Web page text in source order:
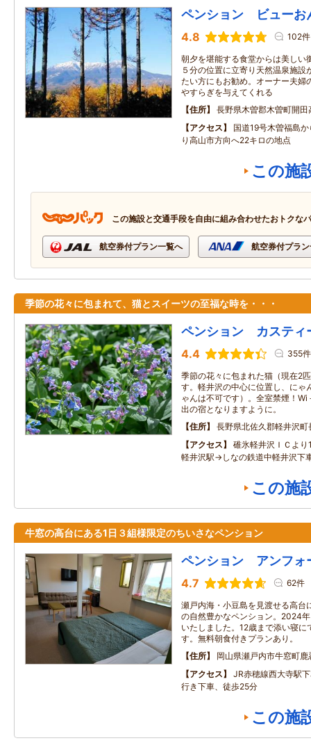
ペンション ビューお
4.8 102件
朝夕を堪能する食堂からは美しい
５分の位置に立寄り天然温泉施設
たい方にもお勧め。オーナー夫婦
やすらぎを与えてくれる
住所
長野県木曽郡木曽町開田
アクセス
国道19号木曽福島
り高山市方向へ22キロの地点
この施
この施設と交通手段を自由に組み合わせたおトクな
航空券付プラン一覧へ 航空券付プラ
季節の花々に包まれて、猫とスイーツの至福な時を・・・
ペンション カスティ
4.4 355件
季節の花々に包まれた猫（現在2
す。軽井沢の中心に位置し、にゃ
ゃんは不可です）。全室禁煙！
出の宿となりますように。
住所
長野県北佐久郡軽井沢町
アクセス
碓氷軽井沢ＩＣよ
軽井沢駅→しなの鉄道中軽井沢下
この施
牛窓の高台にある1日３組様限定のちいさなペンション
ペンション アンフォ
4.7 62件
瀬戸内海・小豆島を見渡せる高台
の自然豊かなペンション。2024
いたしました。12歳まで添い寝
す。無料朝食付きプランあり。
住所
岡山県瀬戸内市牛窓町
アクセス
JR赤穂線西大寺駅
行き下車、徒歩25分
この施